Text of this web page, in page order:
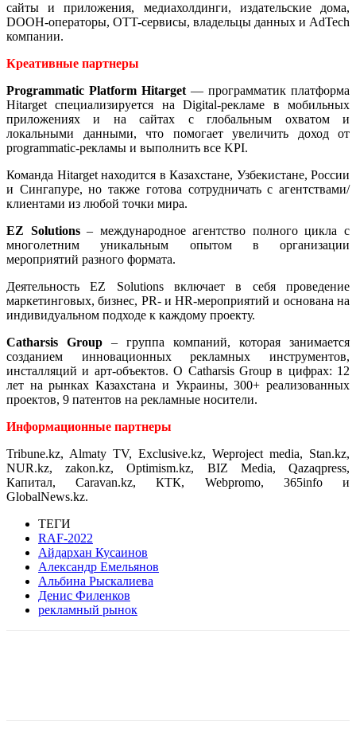
сайты и приложения, медиахолдинги, издательские дома,
DOOH-операторы, OTT-сервисы, владельцы данных и AdTech
компании.
Креативные партнеры
Programmatic Platform Hitarget — программатик платформа
Hitarget специализируется на Digital-рекламе в мобильных
приложениях и на сайтах с глобальным охватом и
локальными данными, что помогает увеличить доход от
programmatic-рекламы и выполнить все KPI.
Команда Hitarget находится в Казахстане, Узбекистане, России
и Сингапуре, но также готова сотрудничать с агентствами/
клиентами из любой точки мира.
EZ Solutions– международное агентство полного цикла с
многолетним уникальным опытом в организации
мероприятий разного формата.
Деятельность EZ Solutions включает в себя проведение
маркетинговых, бизнес, PR- и HR-мероприятий и основана на
индивидуальном подходе к каждому проекту.
Catharsis Group – группа компаний, которая занимается
созданием инновационных рекламных инструментов,
инсталляций и арт-объектов. О Catharsis Group в цифрах: 12
лет на рынках Казахстана и Украины, 300+ реализованных
проектов, 9 патентов на рекламные носители.
Информационные партнеры
Tribune.kz, Almaty TV, Exclusive.kz, Weproject media, Stan.kz,
NUR.kz, zakon.kz, Optimism.kz, BIZ Media, Qazaqpress,
Капитал, Caravan.kz, КТК, Webpromo, 365info и
GlobalNews.kz.
ТЕГИ
RAF-2022
Айдархан Кусаинов
Александр Емельянов
Альбина Рыскалиева
Денис Филенков
рекламный рынок